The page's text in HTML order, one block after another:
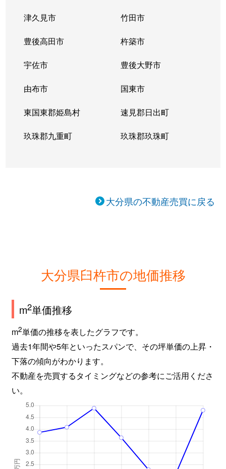
津久見市 竹田市
豊後高田市 杵築市
宇佐市 豊後大野市
由布市 国東市
東国東郡姫島村 速見郡日出町
玖珠郡九重町 玖珠郡玖珠町
大分県の不動産売買に戻る
大分県臼杵市の地価推移
m2単価推移
m2単価の推移を表したグラフです。
過去1年間や5年といったスパンで、その坪単価の上昇・
下落の傾向がわかります。
不動産を売買するタイミングなどの参考にご活用くださ
い。